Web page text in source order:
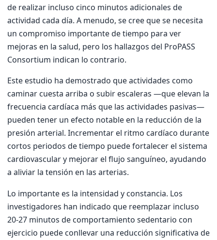
de realizar incluso cinco minutos adicionales de
actividad cada día. A menudo, se cree que se necesita
un compromiso importante de tiempo para ver
mejoras en la salud, pero los hallazgos del ProPASS
Consortium indican lo contrario.
Este estudio ha demostrado que actividades como
caminar cuesta arriba o subir escaleras —que elevan la
frecuencia cardíaca más que las actividades pasivas—
pueden tener un efecto notable en la reducción de la
presión arterial. Incrementar el ritmo cardíaco durante
cortos periodos de tiempo puede fortalecer el sistema
cardiovascular y mejorar el flujo sanguíneo, ayudando
a aliviar la tensión en las arterias.
Lo importante es la intensidad y constancia. Los
investigadores han indicado que reemplazar incluso
20-27 minutos de comportamiento sedentario con
ejercicio puede conllevar una reducción significativa de